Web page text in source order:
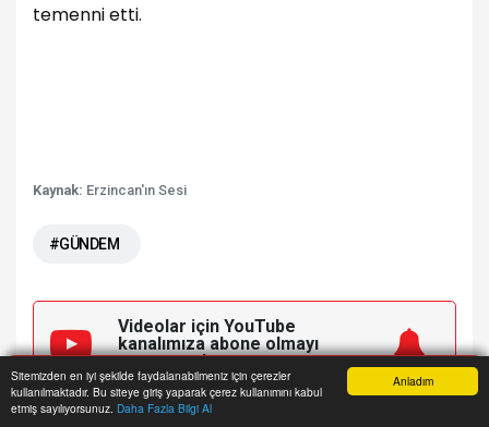
Anladım
Sitemizden en iyi şekilde faydalanabilmeniz için çerezler
kullanılmaktadır. Bu siteye giriş yaparak çerez kullanımını kabul
etmiş sayılıyorsunuz. Daha Fazla Bilgi Al
temenni etti.
Kaynak: Erzincan'ın Sesi
#GÜNDEM
Videolar için YouTube
kanalımızaabone olmayı
unutmayın!
Anasayfa Yazarlar Haber Ara İhbar Hattı Menu